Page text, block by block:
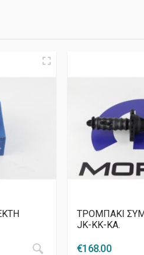
ΤΡΟΜΠΑΚΙ
JK-KK-KA.
€168.00